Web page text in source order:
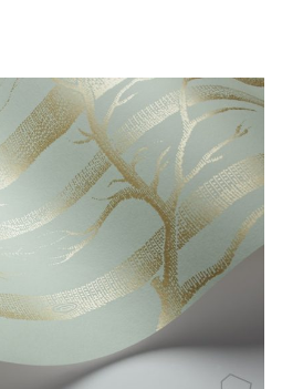
era:
190,93€.
es:
171,85€.